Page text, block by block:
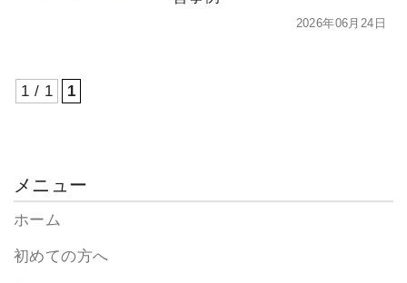
2026年06月24日
1 / 1 1
メニュー
ホーム
初めての方へ